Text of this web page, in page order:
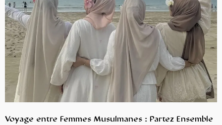
Voyage entre Femmes Musulmanes : Partez Ensemble